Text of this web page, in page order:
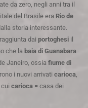
da zero, negli anni tra il
del Brasile era Rio de
storia interessante.
dai portoghesi il
che la baia di Guanabara
Janeiro, ossia fiume di
i nuovi arrivati carioca,
carioca = casa dei